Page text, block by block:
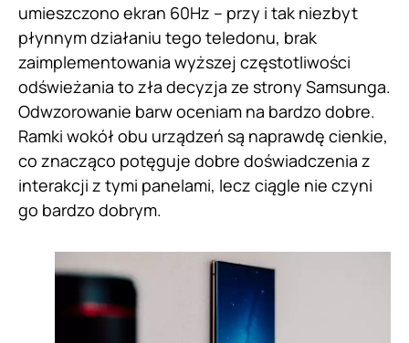
umieszczono ekran 60Hz – przy i tak niezbyt
płynnym działaniu tego teledonu, brak
zaimplementowania wyższej częstotliwości
odświeżania to zła decyzja ze strony Samsunga.
Odwzorowanie barw oceniam na bardzo dobre.
Ramki wokół obu urządzeń są naprawdę cienkie,
co znacząco potęguje dobre doświadczenia z
interakcji z tymi panelami, lecz ciągle nie czyni
go bardzo dobrym.